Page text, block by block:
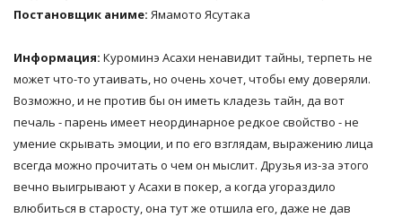
Постановщик аниме: Ямамото Ясутака
Информация: Куроминэ Асахи ненавидит тайны, терпеть не
может что-то утаивать, но очень хочет, чтобы ему доверяли.
Возможно, и не против бы он иметь кладезь тайн, да вот
печаль - парень имеет неординарное редкое свойство - не
умение скрывать эмоции, и по его взглядам, выражению лица
всегда можно прочитать о чем он мыслит. Друзья из-за этого
вечно выигрывают у Асахи в покер, а когда угораздило
влюбиться в старосту, она тут же отшила его, даже не дав